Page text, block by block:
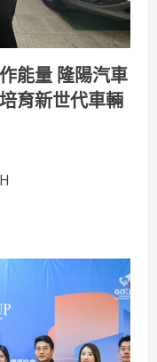
能量 隆陽汽車
育新世代車輛